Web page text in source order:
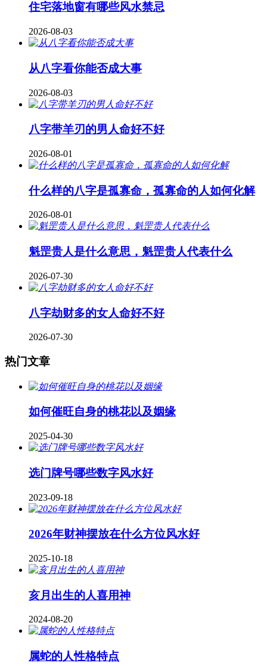
住宅落地窗有哪些风水禁忌
2026-08-03
从八字看你能否成大事
2026-08-03
八字带羊刃的男人命好不好
2026-08-01
什么样的八字是孤寡命，孤寡命的人如何化解
2026-08-01
魁罡贵人是什么意思，魁罡贵人代表什么
2026-07-30
八字劫财多的女人命好不好
2026-07-30
热门文章
如何催旺自身的桃花以及姻缘
2025-04-30
​选门牌号哪些数字风水好
2023-09-18
2026年财神摆放在什么方位风水好
2025-10-18
亥月出生的人喜用神
2024-08-20
属蛇的人性格特点